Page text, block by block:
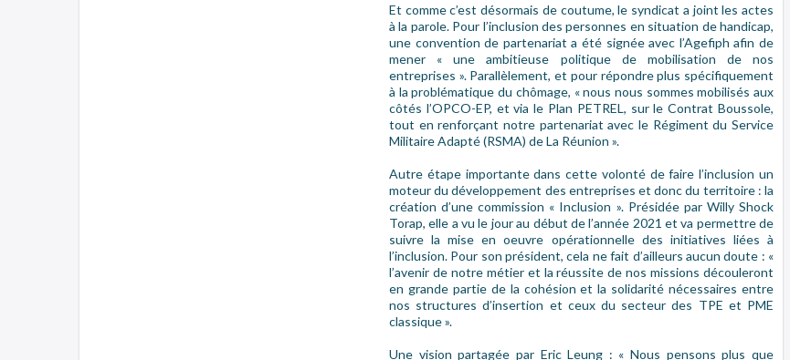
Et comme c’est désormais de coutume, le syndicat a joint les actes
à la parole. Pour l’inclusion des personnes en situation de handicap,
une convention de partenariat a été signée avec l’Agefiph afin de
mener « une ambitieuse politique de mobilisation de nos
entreprises ». Parallèlement, et pour répondre plus spécifiquement
à la problématique du chômage, « nous nous sommes mobilisés aux
côtés l’OPCO-EP, et via le Plan PETREL, sur le Contrat Boussole,
tout en renforçant notre partenariat avec le Régiment du Service
Militaire Adapté (RSMA) de La Réunion ».
Autre étape importante dans cette volonté de faire l’inclusion un
moteur du développement des entreprises et donc du territoire : la
création d’une commission « Inclusion ». Présidée par Willy Shock
Torap, elle a vu le jour au début de l’année 2021 et va permettre de
suivre la mise en oeuvre opérationnelle des initiatives liées à
l’inclusion. Pour son président, cela ne fait d’ailleurs aucun doute : «
l’avenir de notre métier et la réussite de nos missions découleront
en grande partie de la cohésion et la solidarité nécessaires entre
nos structures d’insertion et ceux du secteur des TPE et PME
classique ».
Une vision partagée par Eric Leung : « Nous pensons plus que